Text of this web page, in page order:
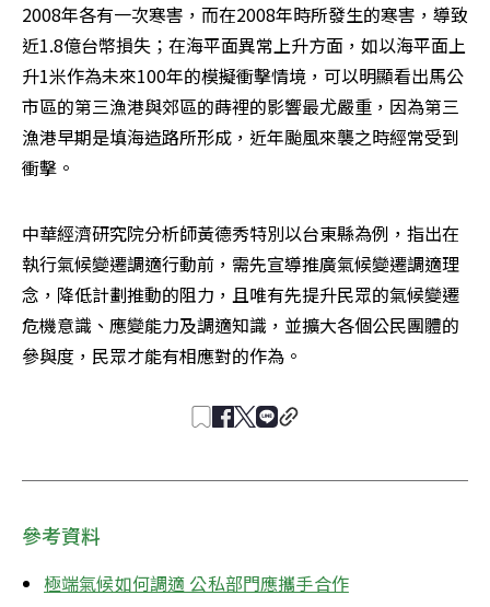
2008年各有一次寒害，而在2008年時所發生的寒害，導致
近1.8億台幣損失；在海平面異常上升方面，如以海平面上
升1米作為未來100年的模擬衝擊情境，可以明顯看出馬公
市區的第三漁港與郊區的蒔裡的影響最尤嚴重，因為第三
漁港早期是填海造路所形成，近年颱風來襲之時經常受到
衝擊。
中華經濟研究院分析師黃德秀特別以台東縣為例，指出在
執行氣候變遷調適行動前，需先宣導推廣氣候變遷調適理
念，降低計劃推動的阻力，且唯有先提升民眾的氣候變遷
危機意識、應變能力及調適知識，並擴大各個公民團體的
參與度，民眾才能有相應對的作為。
參考資料
極端氣候如何調適 公私部門應攜手合作